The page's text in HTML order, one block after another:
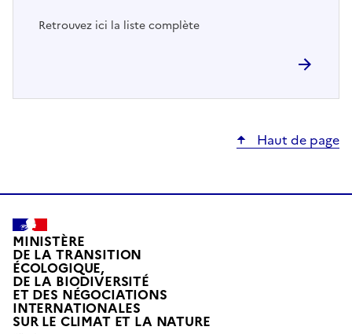
Retrouvez ici la liste complète
Haut de page
MINISTÈRE
DE LA TRANSITION
ÉCOLOGIQUE,
DE LA BIODIVERSITÉ
ET DES NÉGOCIATIONS
INTERNATIONALES
SUR LE CLIMAT ET LA NATUREL